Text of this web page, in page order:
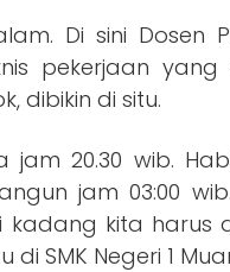
Di sini Dosen
pekerjaan yang
dibikin di situ.
jam 20.30 wib.
jam 03:00
kita harus
SMK Negeri 1